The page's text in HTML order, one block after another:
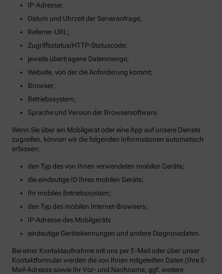
IP-Adresse;
Datum und Uhrzeit der Serveranfrage;
Referrer-URL;
Zugriffsstatus/HTTP-Statuscode;
jeweils übertragene Datenmenge;
Website, von der die Anforderung kommt;
Browser;
Betriebssystem;
Sprache und Version der Browsersoftware.
Wenn Sie über ein Mobilgerät oder eine App auf unsere Dienste
zugreifen, können wir die folgenden Informationen automatisch
erfassen:
den Typ des von Ihnen verwendeten mobilen Geräts;
die eindeutige ID Ihres mobilen Geräts;
Ihr mobiles Betriebssystem;
den Typ des mobilen Internet-Browsers;
IP-Adresse des Mobilgeräts
eindeutige Gerätekennungen und andere Diagnosedaten.
Bei einer Kontaktaufnahme mit uns per E-Mail oder über unser
Kontaktformular werden die von Ihnen mitgeteilten Daten (Ihre E-
Mail-Adresse sowie Ihr Vor- und Nachname, ggf. weitere